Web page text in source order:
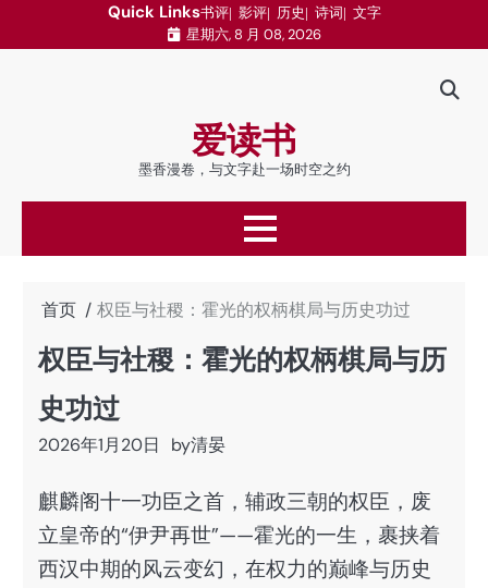
Quick Links书评 影评 历史 诗词 文字
星期六, 8 月 08, 2026
爱读书
墨香漫卷，与文字赴一场时空之约
首页 权臣与社稷：霍光的权柄棋局与历史功过
权臣与社稷：霍光的权柄棋局与历
史功过
2026年1月20日 by清晏
麒麟阁十一功臣之首，辅政三朝的权臣，废
立皇帝的“伊尹再世”——霍光的一生，裹挟着
西汉中期的风云变幻，在权力的巅峰与历史